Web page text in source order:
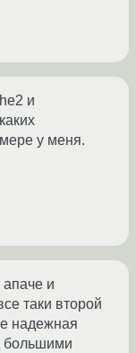
и
у меня.
и
таки второй
надежная
большими